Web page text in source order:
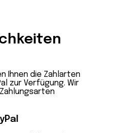
Ihnen die Zahlarten
zur Verfügung. Wir